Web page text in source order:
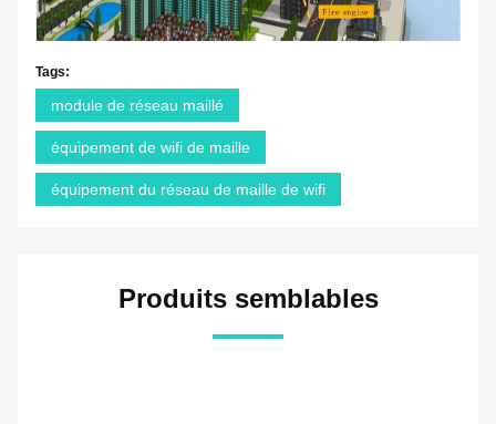
Tags:
module de réseau maillé
équipement de wifi de maille
équipement du réseau de maille de wifi
Produits semblables